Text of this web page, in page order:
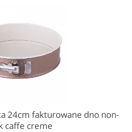
24cm fakturowane dno non-
caffe creme